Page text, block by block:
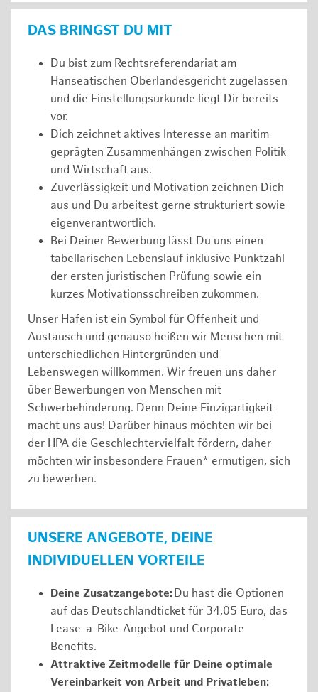
DAS BRINGST DU MIT
Du bist zum Rechtsreferendariat am
Hanseatischen Oberlandesgericht zugelassen
und die Einstellungsurkunde liegt Dir bereits
vor.
Dich zeichnet aktives Interesse an maritim
geprägten Zusammenhängen zwischen Politik
und Wirtschaft aus.
Zuverlässigkeit und Motivation zeichnen Dich
aus und Du arbeitest gerne strukturiert sowie
eigenverantwortlich.
Bei Deiner Bewerbung lässt Du uns einen
tabellarischen Lebenslauf inklusive Punktzahl
der ersten juristischen Prüfung sowie ein
kurzes Motivationsschreiben zukommen.
Unser Hafen ist ein Symbol für Offenheit und
Austausch und genauso heißen wir Menschen mit
unterschiedlichen Hintergründen und
Lebenswegen willkommen. Wir freuen uns daher
über Bewerbungen von Menschen mit
Schwerbehinderung. Denn Deine Einzigartigkeit
macht uns aus! Darüber hinaus möchten wir bei
der HPA die Geschlechtervielfalt fördern, daher
möchten wir insbesondere Frauen* ermutigen, sich
zu bewerben.
UNSERE ANGEBOTE, DEINE
INDIVIDUELLEN VORTEILE
Deine Zusatzangebote: Du hast die Optionen
auf das Deutschlandticket für 34,05 Euro, das
Lease-a-Bike-Angebot und Corporate
Benefits.
Attraktive Zeitmodelle für Deine optimale
Vereinbarkeit von Arbeit und Privatleben: